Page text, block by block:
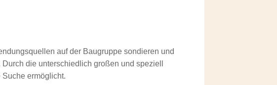
auf der Baugruppe sondieren und
die unterschiedlich großen und speziell
ermöglicht.